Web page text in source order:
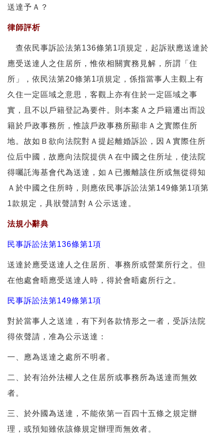
送達予Ａ？
律師評析
查依民事訴訟法第136條第1項規定，起訴狀應送達於
應受送達人之住居所，惟依相關實務見解，所謂「住
所」，依民法第20條第1項規定，係指當事人主觀上有
久住一定區域之意思，客觀上亦有住於一定區域之事
實，且不以戶籍登記為要件。則本案Ａ之戶籍遷出而設
籍於戶政事務所，惟該戶政事務所顯非Ａ之實際住所
地。故如Ｂ欲向法院對Ａ提起離婚訴訟，因Ａ實際住所
位后中國，故應向法院提供Ａ在中國之住所址，使法院
得囑託海基會代為送達，如Ａ已搬離該住所或無從得知
Ａ於中國之住所時，則應依民事訴訟法第149條第1項第
1款規定，具狀聲請對Ａ公示送達。
法規小辭典
民事訴訟法第136條第1項
送達於應受送達人之住居所、事務所或營業所行之。但
在他處會晤應受送達人時，得於會晤處所行之。
民事訴訟法第149條第1項
對於當事人之送達，有下列各款情形之一者，受訴法院
得依聲請，准為公示送達：
一、應為送達之處所不明者。
二、於有治外法權人之住居所或事務所為送達而無效
者。
三、於外國為送達，不能依第一百四十五條之規定辦
理，或預知雖依該條規定辦理而無效者。